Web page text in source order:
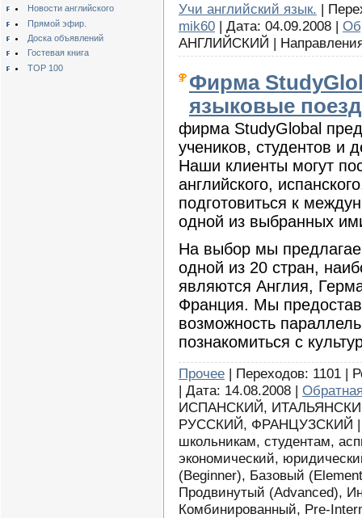
Новости английского
Прямой эфир.
Доска объявлений
Гостевая книга
TOP 100
Учи английский язык. |
mik60 | Дата: 04.09.2008 |
АНГЛИЙСКИЙ |
Фирма
языковые
фирма StudyGlobal
учеников, студентов и
Наши клиенты могут
английского,
подготовиться к
одной из выбранных
На выбор мы
одной из 20 стран,
являются Англия,
Франция. Мы
возможность
познакомиться с
Прочее | Переходов: 1101 |
| Дата: 14.08.2008 |
ИСПАНСКИЙ,
РУССКИЙ, ФРАНЦУЗСКИЙ |
школьникам, студентам,
экономический,
(Beginner), Базовый
Продвинутый (Advanced),
Комбинированный, Pre-